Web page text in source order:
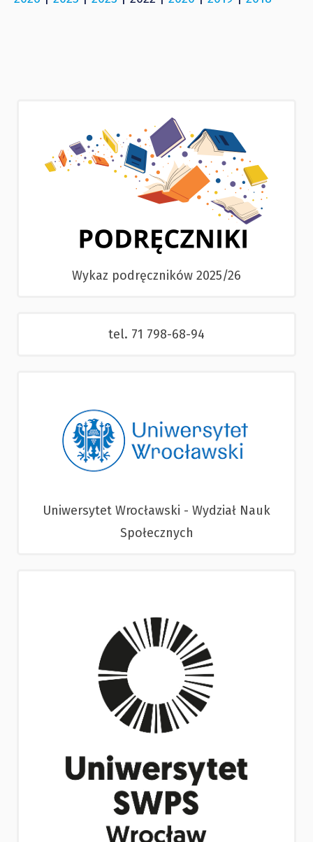
Wykaz podręczników 2025/26
tel. 71 798-68-94
Uniwersytet Wrocławski - Wydział Nauk
Społecznych